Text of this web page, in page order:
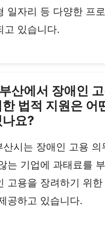
일자리 등 다양한 프
고 있습니다.
산에서 장애인
법적 지원은 어
요?
시는 장애인 고용 의
는 기업에 과태료를
고용을 장려하기 위한
공하고 있습니다.